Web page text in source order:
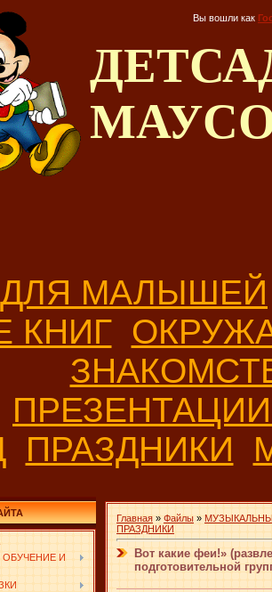
Вы вошли как
ДЛЯ МАЛЫШЕЙ
КНИГ
ПРАЗДНИКИ
ОБУЧЕНИЕ И
Главная » Файлы »
ПРАЗДНИКИ
Вот какие феи!»
подготовительной